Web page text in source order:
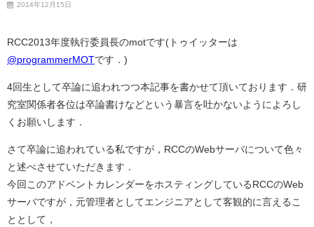
2014年12月15日
RCC2013年度執行委員長のmotです(トゥイッターは
@programmerMOTです．)
4回生として卒論に追われつつ本記事を書かせて頂いております．研
究室関係者各位は卒論書けなどという暴言を吐かないようによろし
くお願いします．
さて卒論に追われている私ですが，RCCのWebサーバについて色々
と述べさせていただきます．
今回このアドベントカレンダーをホスティングしているRCCのWeb
サーバですが，元管理者としてエンジニアとして客観的に言えるこ
ととして，